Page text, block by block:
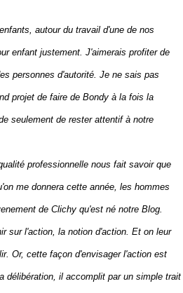
autour du travail d'une de nos
enfant justement. J'aimerais profiter de
personnes d'autorité. Je ne sais pas
projet de faire de Bondy à la fois la
seulement de rester attentif à notre
professionnelle nous fait savoir que
me donnera cette année, les hommes
de Clichy qu'est né notre Blog.
sur l'action, la notion d'action. Et on leur
Or, cette façon d'envisager l'action est
délibération, il accomplit par un simple trait